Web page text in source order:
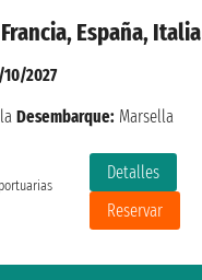
España, Italia
Detalles
Reservar
2027
Desembarque: Marsella